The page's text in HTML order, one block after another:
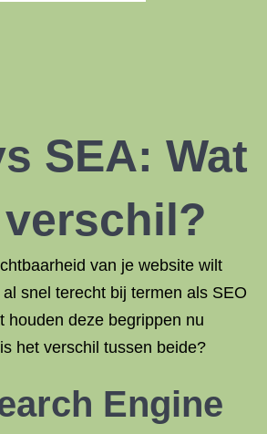
SEA: Wat
van je website wilt
snel terecht bij termen als SEO
houden deze begrippen nu
het verschil tussen beide?
Engine